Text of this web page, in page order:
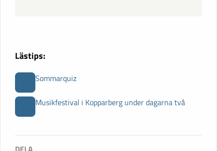
Lästips:
Sommarquiz
Musikfestival i Kopparberg under dagarna två